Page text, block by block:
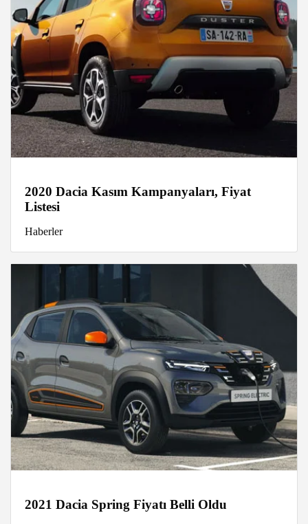
2020 Dacia Kasım Kampanyaları, Fiyat
Listesi
Haberler
2021 Dacia Spring Fiyatı Belli Oldu